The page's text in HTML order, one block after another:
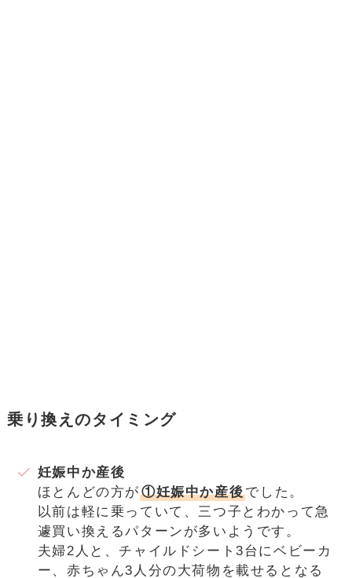
乗り換えのタイミング
妊娠中か産後
ほとんどの方が ①妊娠中か産後でした。
以前は軽に乗っていて、三つ子とわかって急
遽買い換えるパターンが多いようです。
夫婦2人と、チャイルドシート3台にベビーカ
ー、赤ちゃん3人分の大荷物を載せるとなる